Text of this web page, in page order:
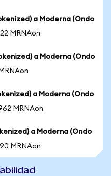
a Moderna (Ondo
MRNAon
a Moderna (Ondo
a Moderna (Ondo
MRNAon
a Moderna (Ondo
MRNAon